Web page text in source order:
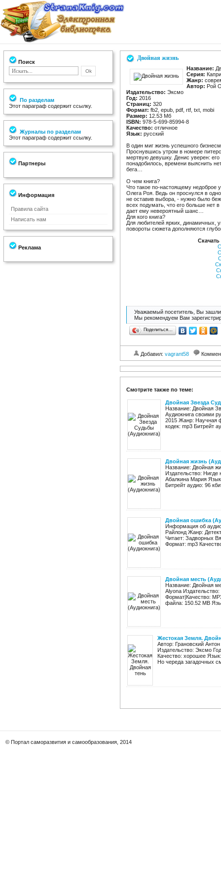
Поиск
По разделам
Этот параграф содержит ссылку.
Журналы по разделам
Этот параграф содержит ссылку.
Партнеры
Информация
Правила сайта
Написать нам
Реклама
Двойная жизнь
Название:
Серия:
Жанр:
Автор: Рой
Издательство: Эксмо
Год: 2016
Страниц: 320
Формат: fb2, epub, pdf, rtf, txt, mobi
Размер: 12.53 Мб
ISBN: 978-5-699-85994-8
Качество: отличное
Язык: русский
В один миг жизнь успешного
Проснувшись утром в номере
мертвую девушку. Денис уверен:
понадобилось, времени выяснить
бега…
О чем книга?
Что такое по-настоящему недоброе
Олега Роя. Ведь он проснулся в
не оставив выбора, - нужно было
всех подумать, что его больше нет
дает ему невероятный шанс…
Для кого книга?
Для любителей ярких, динамичных,
повороты сюжета дополняются
Уважаемый посетитель, Вы зашли
Мы рекомендуем Вам
Поделиться…
Добавил: vagrant58
Смотрите также по теме:
Двойная Звезда
Название: Двойная
Аудиокнига своими
2015 Жанр: Научная
кодек: mp3 Битрейт
Двойная жизнь
Название: Двойная
Издательство: Нигде
Абалкина Мария
Битрейт аудио: 96
Двойная ошибка
Информация об
Райлонд Жанр:
Читает: Задворных
Формат: mp3
Двойная месть
Название: Двойная
Alyona
Формат|Качество:
файла: 150.52 MB
Жестокая Земля.
Автор: Грановский
Издательство: Эксмо
Качество: хорошее
Но череда загадочных
© Портал саморазвития и самообразования, 2014